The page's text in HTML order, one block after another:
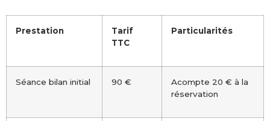
Prestation
Tarif
TTC
Particularités
Séance bilan initial 90 €
Acompte 20 € à la
réservation